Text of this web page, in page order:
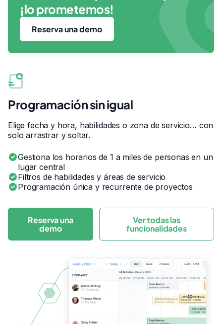
¡lo prometemos!
Reserva una demo
Programación sin igual
Elige fecha y hora, habilidades o zona de servicio… con
solo arrastrar y soltar.
Gestiona los horarios de 1 a miles de personas en un
lugar central
Filtros de habilidades y áreas de servicio
Programación única y recurrente de proyectos
Reserva una
demo
Ver todas las
funcionalidades